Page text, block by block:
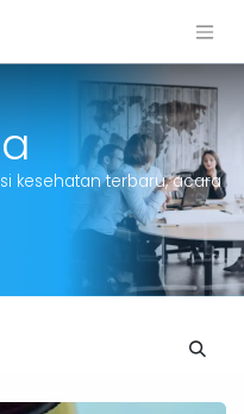
kesehatan terbaru, acara